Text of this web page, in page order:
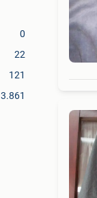
0
22
121
3.861